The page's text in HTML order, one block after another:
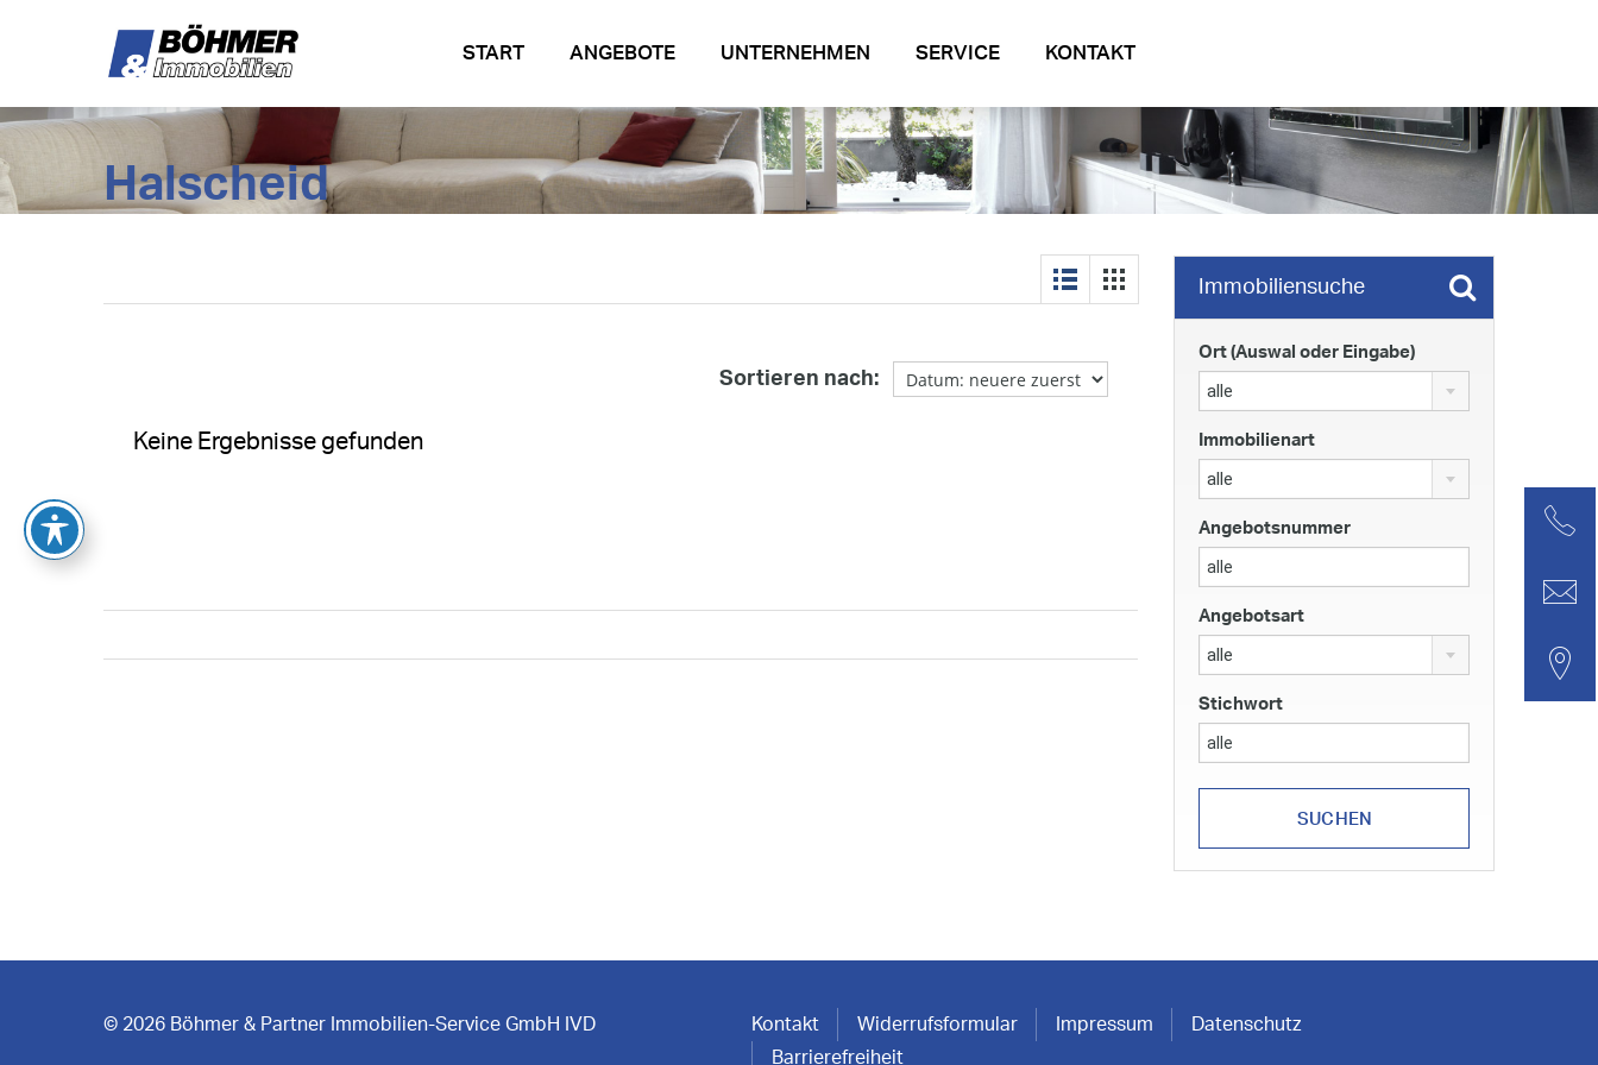
START ANGEBOTE UNTERNEHMEN SERVICE KONTAKT
Halscheid
Sortieren nach:
Keine Ergebnisse gefunden
Immobiliensuche
Ort (Auswal oder Eingabe)
alle
Immobilienart
alle
Angebotsnummer
Angebotsart
alle
Stichwort
© 2026 Böhmer & Partner Immobilien-Service GmbH IVD Kontakt Widerrufsformular Impressum
Datenschutz
Barrierefreiheit